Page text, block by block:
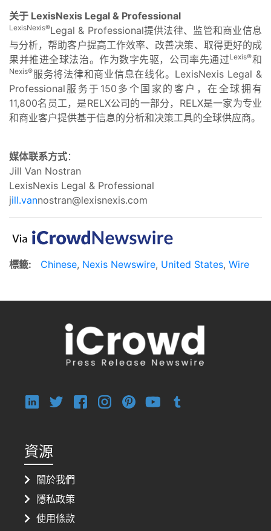
关于 LexisNexis Legal & Professional
LexisNexis®Legal & Professional提供法律、监管和商业信息
与分析，帮助客户提高工作效率、改善决策、取得更好的成
果并推进全球法治。作为数字先驱，公司率先通过Lexis®和
Nexis®服务将法律和商业信息在线化。LexisNexis Legal &
Professional服务于150多个国家的客户，在全球拥有
11,800名员工，是RELX公司的一部分，RELX是一家为专业
和商业客户提供基于信息的分析和决策工具的全球供应商。
媒体联系方式：
Jill Van Nostran
LexisNexis Legal & Professional
jill.vannostran@lexisnexis.com
標籤: Chinese, Nexis Newswire, United States, Wire
資源
關於我們
隱私政策
使用條款